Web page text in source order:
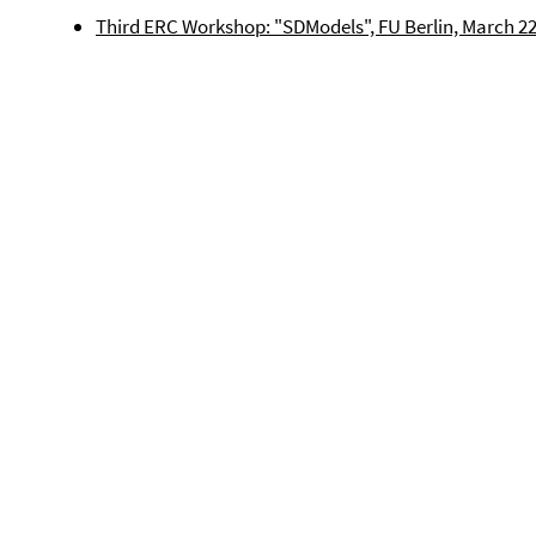
Third ERC Workshop: "SDModels", FU Berlin, March